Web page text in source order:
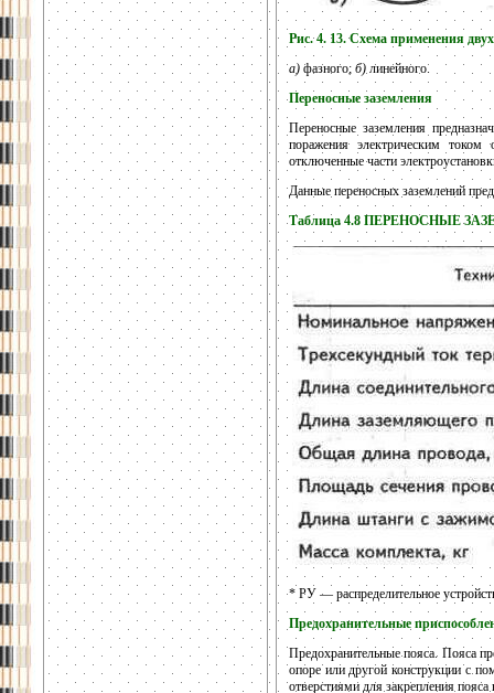
Рис. 4. 13. Схема применения
а) фазного; б) линейного.
Переносные заземления
Переносные заземления
поражения электрическим
отключенные части
Данные переносных заземлений
Таблица 4.8 ПЕРЕНОСНЫЕ
* РУ — распределительное
Предохранительные
Предохранительные пояса. Пояса
опоре или другой конструкции с
отверстиями для закрепления пояса